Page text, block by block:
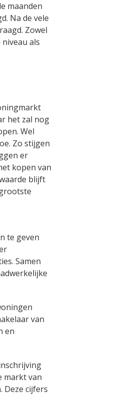
maanden
Na de vele
Zowel
als
het zal nog
Wel
Zo stijgen
er
kopen van
blijft
te geven
Samen
van
en
markt van
Deze cijfers